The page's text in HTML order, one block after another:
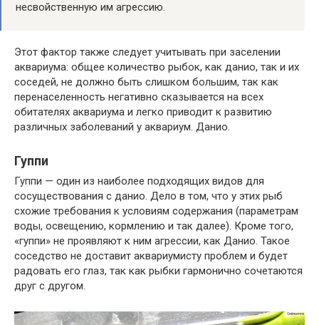
несвойственную им агрессию.
Этот фактор также следует учитывать при заселении
аквариума: общее количество рыбок, как данио, так и их
соседей, не должно быть слишком большим, так как
перенаселенность негативно сказывается на всех
обитателях аквариума и легко приводит к развитию
различных заболеваний у аквариум. Данио.
Гуппи
Гуппи — один из наиболее подходящих видов для
сосуществования с данио. Дело в том, что у этих рыб
схожие требования к условиям содержания (параметрам
воды, освещению, кормлению и так далее). Кроме того,
«гуппи» не проявляют к ним агрессии, как Данио. Такое
соседство не доставит аквариумисту проблем и будет
радовать его глаз, так как рыбки гармонично сочетаются
друг с другом.